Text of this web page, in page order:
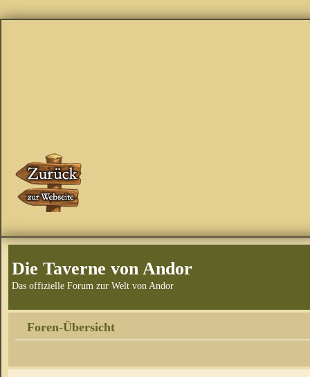
Die Taverne von Andor
Das offizielle Forum zur Welt von Andor
Foren-Übersicht